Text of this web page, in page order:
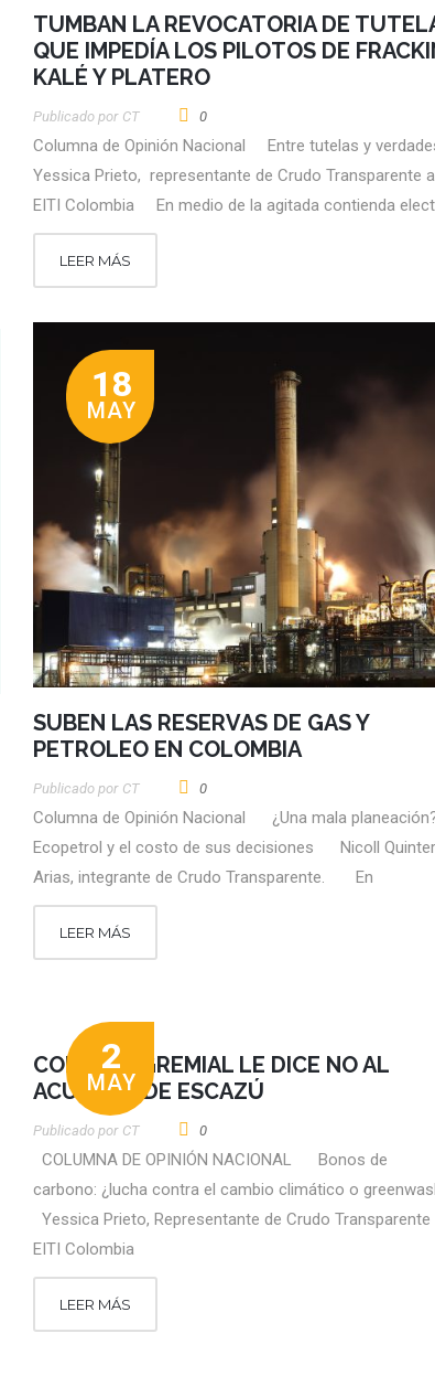
TUMBAN LA REVOCATORIA DE
QUE IMPEDÍA LOS PILOTOS DE
KALÉ Y PLATERO
Publicado por CT 0
Columna de Opinión Nacional Entre tutelas y
Yessica Prieto, representante de Crudo Transparente
EITI Colombia En medio de la agitada contienda
LEER MÁS
18
MAY
SUBEN LAS RESERVAS DE GAS Y
PETROLEO EN COLOMBIA
Publicado por CT 0
Columna de Opinión Nacional ¿Una mala
Ecopetrol y el costo de sus decisiones Nicoll
Arias, integrante de Crudo Transparente. En
LEER MÁS
2
MAY
CONSEJO GREMIAL LE DICE NO AL
ACUERDO DE ESCAZÚ
Publicado por CT 0
COLUMNA DE OPINIÓN NACIONAL Bonos de
carbono: ¿lucha contra el cambio climático o
Yessica Prieto, Representante de Crudo Transparente
EITI Colombia
LEER MÁS